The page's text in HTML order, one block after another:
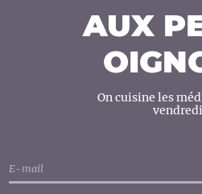
AUX
On cuisine les